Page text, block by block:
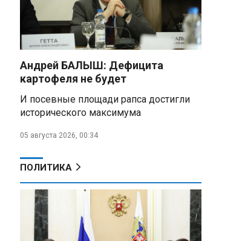
Андрей БАЛЫШ: Дефицита
картофеля не будет
И посевные площади рапса достигли
исторического максимума
05 августа 2026, 00:34
ПОЛИТИКА